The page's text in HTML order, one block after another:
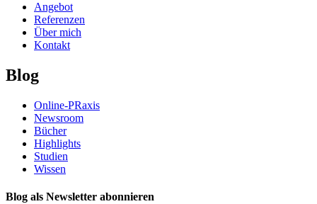
Angebot
Referenzen
Über mich
Kontakt
Blog
Online-PRaxis
Newsroom
Bücher
Highlights
Studien
Wissen
Blog als Newsletter abonnieren